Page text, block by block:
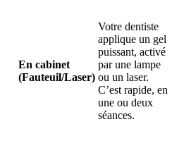
En cabinet
(Fauteuil/Laser)
Votre dentiste
applique un gel
puissant, activé
par une lampe
ou un laser.
C’est rapide, en
une ou deux
séances.